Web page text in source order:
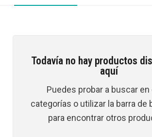
Todavía no hay productos
aquí
Puedes probar a buscar en
categorías o utilizar la barra de
para encontrar otros